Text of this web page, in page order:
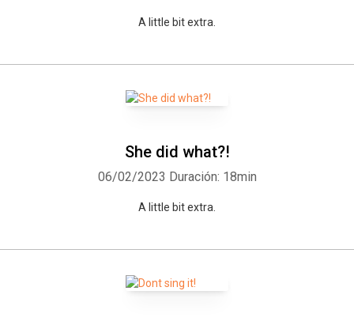
A little bit extra.
She did what?!
06/02/2023 Duración: 18min
A little bit extra.